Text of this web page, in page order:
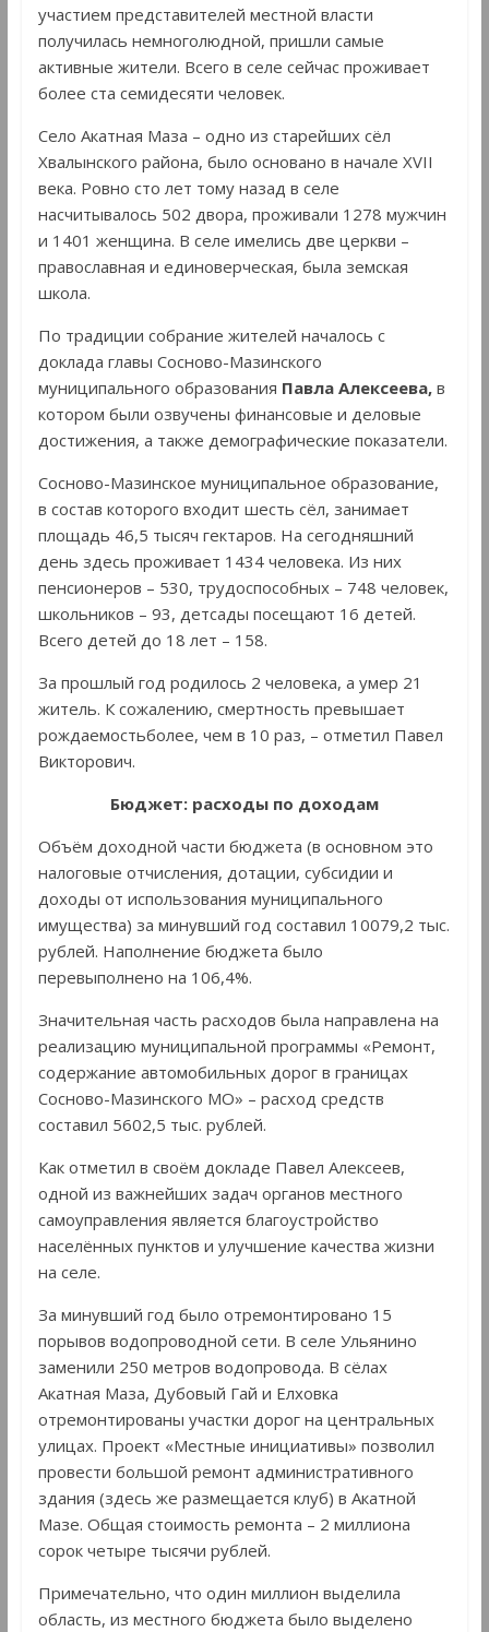
участием представителей местной власти
получилась немноголюдной, пришли самые
активные жители. Всего в селе сейчас проживает
более ста семидесяти человек.
Село Акатная Маза – одно из старейших сёл
Хвалынского района, было основано в начале XVII
века. Ровно сто лет тому назад в селе
насчитывалось 502 двора, проживали 1278 мужчин
и 1401 женщина. В селе имелись две церкви –
православная и единоверческая, была земская
школа.
По традиции собрание жителей началось с
доклада главы Сосново-Мазинского
муниципального образования Павла Алексеева, в
котором были озвучены финансовые и деловые
достижения, а также демографические показатели.
Сосново-Мазинское муниципальное образование,
в состав которого входит шесть сёл, занимает
площадь 46,5 тысяч гектаров. На сегодняшний
день здесь проживает 1434 человека. Из них
пенсионеров – 530, трудоспособных – 748 человек,
школьников – 93, детсады посещают 16 детей.
Всего детей до 18 лет – 158.
За прошлый год родилось 2 человека, а умер 21
житель. К сожалению, смертность превышает
рождаемостьболее, чем в 10 раз, – отметил Павел
Викторович.
Бюджет: расходы по доходам
Объём доходной части бюджета (в основном это
налоговые отчисления, дотации, субсидии и
доходы от использования муниципального
имущества) за минувший год составил 10079,2 тыс.
рублей. Наполнение бюджета было
перевыполнено на 106,4%.
Значительная часть расходов была направлена на
реализацию муниципальной программы «Ремонт,
содержание автомобильных дорог в границах
Сосново-Мазинского МО» – расход средств
составил 5602,5 тыс. рублей.
Как отметил в своём докладе Павел Алексеев,
одной из важнейших задач органов местного
самоуправления является благоустройство
населённых пунктов и улучшение качества жизни
на селе.
За минувший год было отремонтировано 15
порывов водопроводной сети. В селе Ульянино
заменили 250 метров водопровода. В сёлах
Акатная Маза, Дубовый Гай и Елховка
отремонтированы участки дорог на центральных
улицах. Проект «Местные инициативы» позволил
провести большой ремонт административного
здания (здесь же размещается клуб) в Акатной
Мазе. Общая стоимость ремонта – 2 миллиона
сорок четыре тысячи рублей.
Примечательно, что один миллион выделила
область, из местного бюджета было выделено